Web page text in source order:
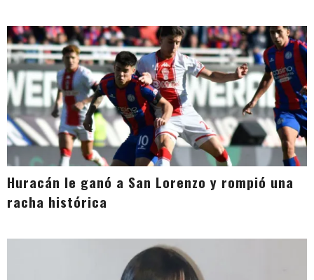
Huracán le ganó a San Lorenzo y rompió una
racha histórica